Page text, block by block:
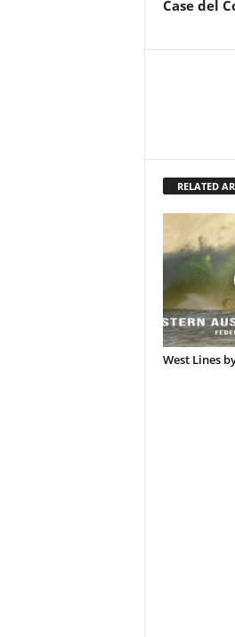
Case del
RELATED
West Lines